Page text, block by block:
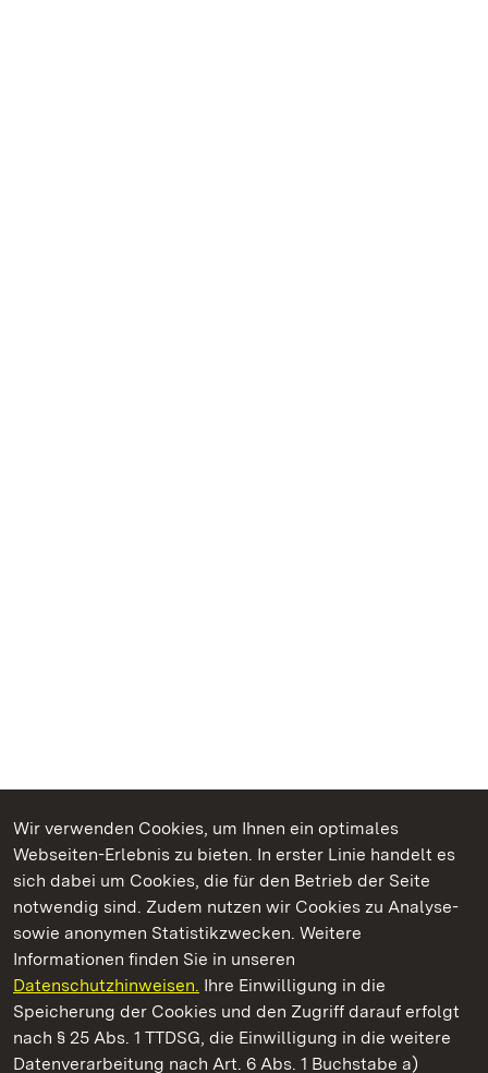
Wir verwenden Cookies, um Ihnen ein optimales
Webseiten-Erlebnis zu bieten. In erster Linie handelt es
sich dabei um Cookies, die für den Betrieb der Seite
notwendig sind. Zudem nutzen wir Cookies zu Analyse-
sowie anonymen Statistikzwecken. Weitere
Informationen finden Sie in unseren
Datenschutzhinweisen. Ihre Einwilligung in die
Speicherung der Cookies und den Zugriff darauf erfolgt
nach § 25 Abs. 1 TTDSG, die Einwilligung in die weitere
Datenverarbeitung nach Art. 6 Abs. 1 Buchstabe a)
Kommen. Staunen. Genießen.
Staatliche Schlösser und Gärten Baden‑Württemberg
Staatliche Schlösser und Gärten Baden-Württemberg